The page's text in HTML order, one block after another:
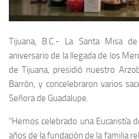
Tijuana, B.C.- La Santa Misa
aniversario de la llegada de los
de Tijuana, presidió nuestro
Barrón, y concelebraron varios
Señora de Guadalupe.
“Hemos celebrado una Eucaristía
años de la fundación de la familia